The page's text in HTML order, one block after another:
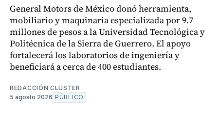
General Motors de México donó herramienta,
mobiliario y maquinaria especializada por 9.7
millones de pesos a la Universidad Tecnológica y
Politécnica de la Sierra de Guerrero. El apoyo
fortalecerá los laboratorios de ingeniería y
beneficiará a cerca de 400 estudiantes.
REDACCIÓN CLUSTER
5 agosto 2026 PÚBLICO